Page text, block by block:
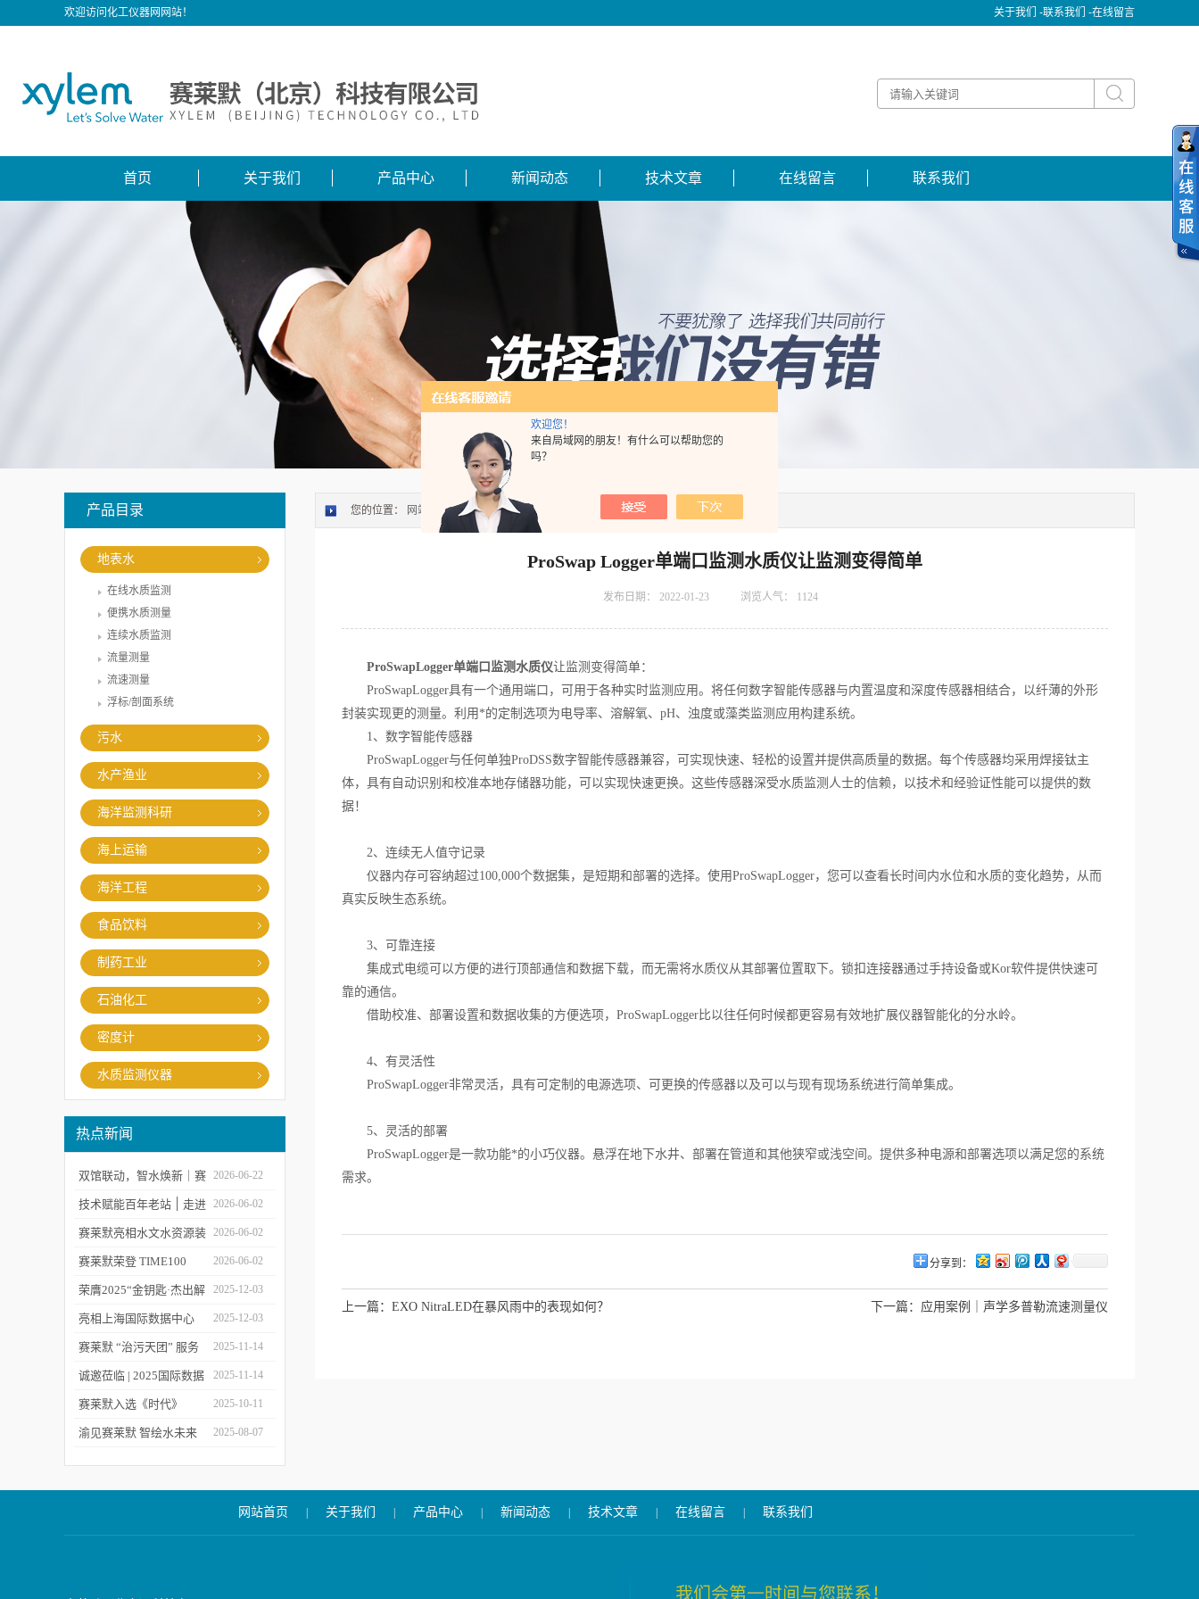
欢迎您！
来自局域网的朋友！有什么可以帮助您的
吗？
关于我们 -联系我们 -在线留言
欢迎访问化工仪器网网站！
首页 关于我们 产品中心 新闻动态 技术文章 在线留言 联系我们
产品目录
地表水
在线水质监测
便携水质测量
连续水质监测
流量测量
流速测量
浮标/剖面系统
污水
水产渔业
海洋监测科研
海上运输
海洋工程
食品饮料
制药工业
石油化工
密度计
水质监测仪器
热点新闻
双馆联动，智水焕新｜赛
莱默精彩亮相2026上海世
环会
2026-06-22
技术赋能百年老站 ׀ 走进
都江堰：从千年治水智慧
到现代水文监测
2026-06-02
赛莱默亮相水文水资源装
备展 | 以数字化和智能化
技术赋能水文现代化建设
2026-06-02
赛莱默荣登 TIME100
2026 全球百强影响力企
业榜单
2026-06-02
荣膺2025“金钥匙·杰出解
决方案”！赛莱默青少年
水教育行动，浇灌可持续
发展未来
2025-12-03
亮相上海国际数据中心
展！赛莱默助力AI时代数
智未来
2025-12-03
赛莱默 “治污天团” 服务
亚洲污水处理厂
2025-11-14
诚邀莅临 | 2025国际数据
中心展
2025-11-14
赛莱默入选《时代》
“2025全球最佳公司”榜单
2025-10-11
渝见赛莱默 智绘水未来
城水科技新图景
2025-08-07
您的位置： 网站首页>>技术文章>> ProSwap Logger单端口监测水质仪让监测变得简单
ProSwap Logger单端口监测水质仪让监测变得简单
发布日期： 2022-01-23 浏览人气： 1124
ProSwapLogger单端口监测水质仪让监测变得简单：
ProSwapLogger具有一个通用端口，可用于各种实时监测应用。将任何数字智能传感器与内置温度和深度传感器相结合，以纤薄的外形
封装实现更的测量。利用*的定制选项为电导率、溶解氧、pH、浊度或藻类监测应用构建系统。
1、数字智能传感器
ProSwapLogger与任何单独ProDSS数字智能传感器兼容，可实现快速、轻松的设置并提供高质量的数据。每个传感器均采用焊接钛主
体，具有自动识别和校准本地存储器功能，可以实现快速更换。这些传感器深受水质监测人士的信赖，以技术和经验证性能可以提供的数
据！
2、连续无人值守记录
仪器内存可容纳超过100,000个数据集，是短期和部署的选择。使用ProSwapLogger，您可以查看长时间内水位和水质的变化趋势，从而
真实反映生态系统。
3、可靠连接
集成式电缆可以方便的进行顶部通信和数据下载，而无需将水质仪从其部署位置取下。锁扣连接器通过手持设备或Kor软件提供快速可
靠的通信。
借助校准、部署设置和数据收集的方便选项，ProSwapLogger比以往任何时候都更容易有效地扩展仪器智能化的分水岭。
4、有灵活性
ProSwapLogger非常灵活，具有可定制的电源选项、可更换的传感器以及可以与现有现场系统进行简单集成。
5、灵活的部署
ProSwapLogger是一款功能*的小巧仪器。悬浮在地下水井、部署在管道和其他狭窄或浅空间。提供多种电源和部署选项以满足您的系统
需求。
分享到：
上一篇： EXO NitraLED在暴风雨中的表现如何？ 下一篇： 应用案例｜声学多普勒流速测量仪
网站首页 关于我们 产品中心 新闻动态 技术文章 在线留言 联系我们